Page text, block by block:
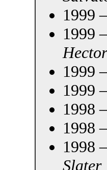
1999
1999
Hector
1999
1999
1998
1998
1998
Slater